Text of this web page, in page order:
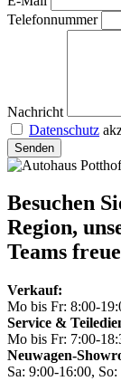
Telefonnummer
Nachricht
Datenschutz
Senden
Besuchen
Region,
Teams
Verkauf:
Mo bis Fr: 8:00-
Service &
Mo bis Fr: 7:00-
Neuwagen-
Sa: 9:00-16:00,